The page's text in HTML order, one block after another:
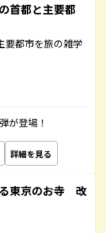
首都と主要都
要都市を旅の雑学
が登場！
詳細を見る
東京のお寺 改